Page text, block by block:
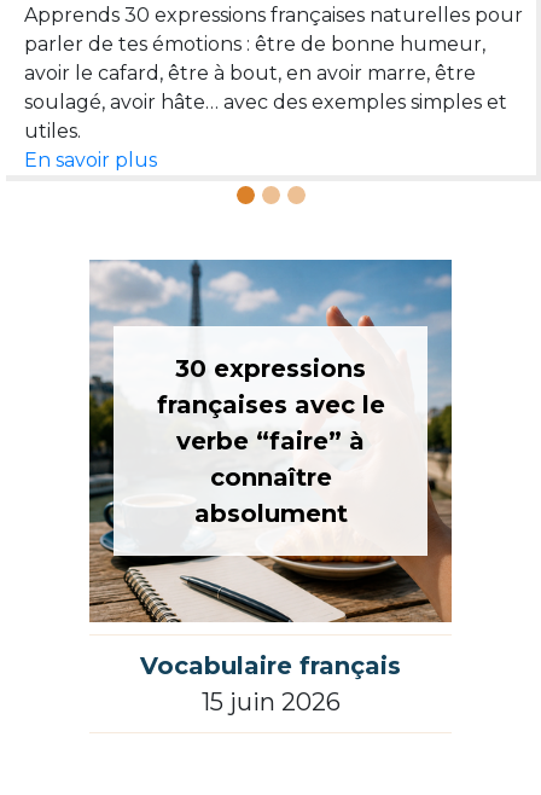
Qui, que, où, dont : ces quatre pronoms relatifs
permettent de relier deux phrases et de parler plus
naturellement. Voici un guide simple pour les
En savoir plus
30 expressions
françaises avec le
verbe “faire” à
connaître
absolument
Vocabulaire français
15 juin 2026